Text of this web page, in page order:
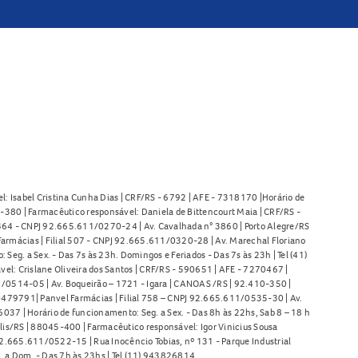
Cristina Cunha Dias | CRF/RS - 6792 | AFE - 7318170 |Horário de
| Farmacêutico responsável: Daniela de Bittencourt Maia | CRF/RS -
- CNPJ 92.665.611/0270-24 | Av. Cavalhada n° 3860 | Porto Alegre/RS
| Filial 507 - CNPJ 92.665.611/0320-28 | Av. Marechal Floriano
a Sex. - Das 7s às 23h. Domingos e Feriados - Das 7s às 23h | Tel (41)
Crislane Oliveira dos Santos | CRF/RS - 590651 | AFE - 7270467 |
0514-05 | Av. Boqueirão – 1721 - Igara | CANOAS /RS | 92.410-350 |
Panvel Farmácias | Filial 758 – CNPJ 92.665.611/0535-30 | Av.
| Horário de funcionamento: Seg. a Sex. - Das 8h às 22hs, Sab 8 – 18 h
RS | 88045-400 | Farmacêutico responsável: Igor Vinicius Sousa
0522-15 | Rua Inocêncio Tobias, nº 131 - Parque Industrial
a Dom. - Das 7h às 23hs | Tel (11) 943826814